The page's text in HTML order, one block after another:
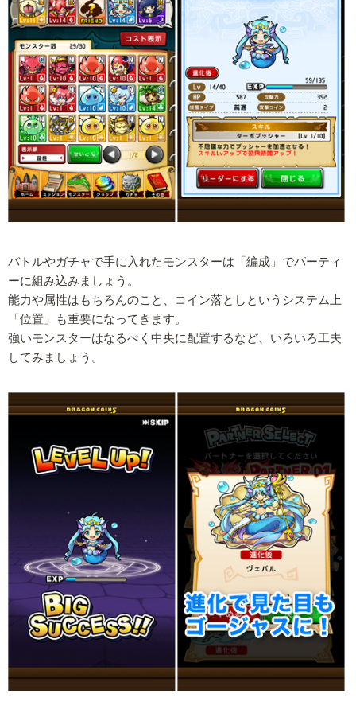
バトルやガチャで手に入れたモンスターは「編成」でパーティ
ーに組み込みましょう。
能力や属性はもちろんのこと、コイン落としというシステム上
「位置」も重要になってきます。
強いモンスターはなるべく中央に配置するなど、いろいろ工夫
してみましょう。